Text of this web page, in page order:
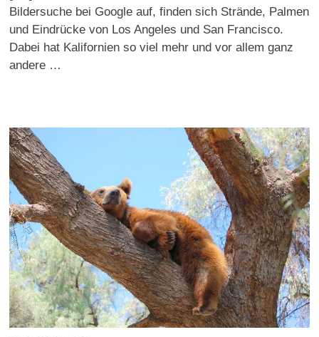
Bildersuche bei Google auf, finden sich Strände, Palmen
und Eindrücke von Los Angeles und San Francisco.
Dabei hat Kalifornien so viel mehr und vor allem ganz
andere …